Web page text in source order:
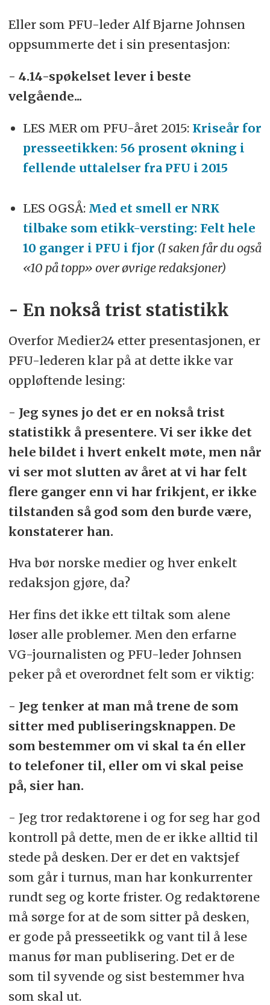
Eller som PFU-leder Alf Bjarne Johnsen
oppsummerte det i sin presentasjon:
- 4.14-spøkelset lever i beste
velgående...
LES MER om PFU-året 2015: Kriseår for
presseetikken: 56 prosent økning i
fellende uttalelser fra PFU i 2015
LES OGSÅ: Med et smell er NRK
tilbake som etikk-versting: Felt hele
10 ganger i PFU i fjor (I saken får du også
«10 på topp» over øvrige redaksjoner)
- En nokså trist statistikk
Overfor Medier24 etter presentasjonen, er
PFU-lederen klar på at dette ikke var
oppløftende lesing:
- Jeg synes jo det er en nokså trist
statistikk å presentere. Vi ser ikke det
hele bildet i hvert enkelt møte, men når
vi ser mot slutten av året at vi har felt
flere ganger enn vi har frikjent, er ikke
tilstanden så god som den burde være,
konstaterer han.
Hva bør norske medier og hver enkelt
redaksjon gjøre, da?
Her fins det ikke ett tiltak som alene
løser alle problemer. Men den erfarne
VG-journalisten og PFU-leder Johnsen
peker på et overordnet felt som er viktig:
- Jeg tenker at man må trene de som
sitter med publiseringsknappen. De
som bestemmer om vi skal ta én eller
to telefoner til, eller om vi skal peise
på, sier han.
- Jeg tror redaktørene i og for seg har god
kontroll på dette, men de er ikke alltid til
stede på desken. Der er det en vaktsjef
som går i turnus, man har konkurrenter
rundt seg og korte frister. Og redaktørene
må sørge for at de som sitter på desken,
er gode på presseetikk og vant til å lese
manus før man publisering. Det er de
som til syvende og sist bestemmer hva
som skal ut.